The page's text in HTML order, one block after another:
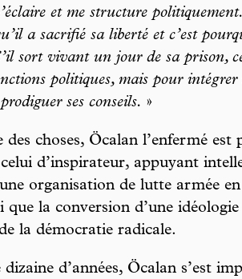
et me structure
a sacrifié sa liberté et c’est
sort vivant un jour de sa prison,
politiques, mais pour
ses conseils. »
choses, Öcalan l’enfermé est
d’inspirateur, appuyant
organisation de lutte armée
que la conversion d’une
la démocratie radicale.
d’années, Öcalan s’est